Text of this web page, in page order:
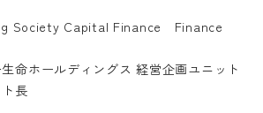
Society Capital Finance Finance
命ホールディングス 経営企画ユニット
長